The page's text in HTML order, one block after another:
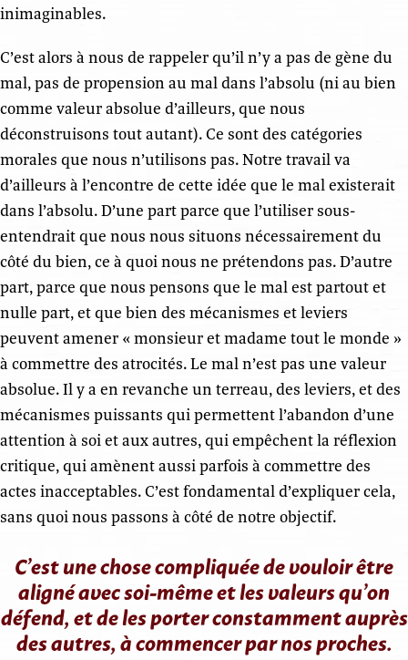
inimaginables.
C’est alors à nous de rappeler qu’il n’y a pas de gène du
mal, pas de propension au mal dans l’absolu (ni au bien
comme valeur absolue d’ailleurs, que nous
déconstruisons tout autant). Ce sont des catégories
morales que nous n’utilisons pas. Notre travail va
d’ailleurs à l’encontre de cette idée que le mal existerait
dans l’absolu. D’une part parce que l’utiliser sous-
entendrait que nous nous situons nécessairement du
côté du bien, ce à quoi nous ne prétendons pas. D’autre
part, parce que nous pensons que le mal est partout et
nulle part, et que bien des mécanismes et leviers
peuvent amener « monsieur et madame tout le monde »
à commettre des atrocités. Le mal n’est pas une valeur
absolue. Il y a en revanche un terreau, des leviers, et des
mécanismes puissants qui permettent l’abandon d’une
attention à soi et aux autres, qui empêchent la réflexion
critique, qui amènent aussi parfois à commettre des
actes inacceptables. C’est fondamental d’expliquer cela,
sans quoi nous passons à côté de notre objectif.
C’est une chose compliquée de vouloir être
aligné avec soi-même et les valeurs qu’on
défend, et de les porter constamment auprès
des autres, à commencer par nos proches.